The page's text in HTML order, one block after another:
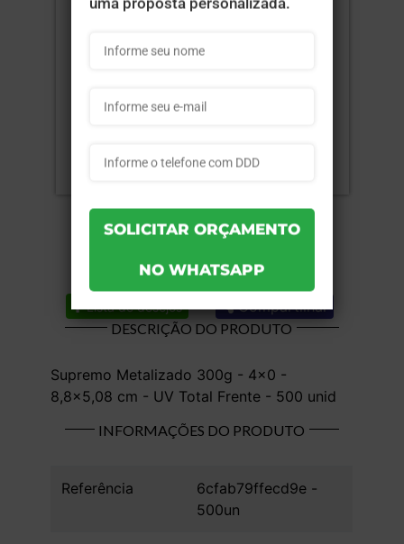
Lista de desejos Compartilhar
DESCRIÇÃO DO PRODUTO
Supremo Metalizado 300g - 4x0 -
8,8x5,08 cm - UV Total Frente - 500 unid
INFORMAÇÕES DO PRODUTO
Referência
6cfab79ffecd9e -
500un